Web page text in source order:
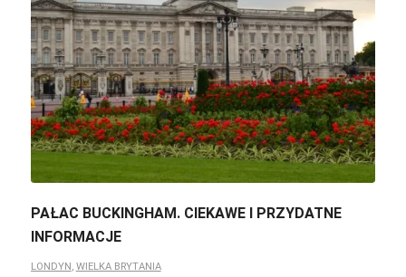
PAŁAC BUCKINGHAM. CIEKAWE I PRZYDATNE
INFORMACJE
LONDYN WIELKA BRYTANIA